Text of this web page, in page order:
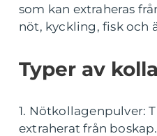
som kan extraheras
nöt, kyckling, fisk och
Typer av
1. Nötkollagenpulver:
extraherat från